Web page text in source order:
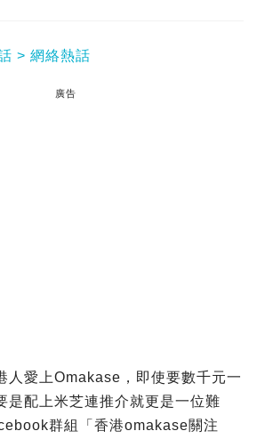
網絡熱話
廣告
人愛上Omakase，即使要數千元一
是配上米芝連推介就更是一位難
群組「香港omakase關注